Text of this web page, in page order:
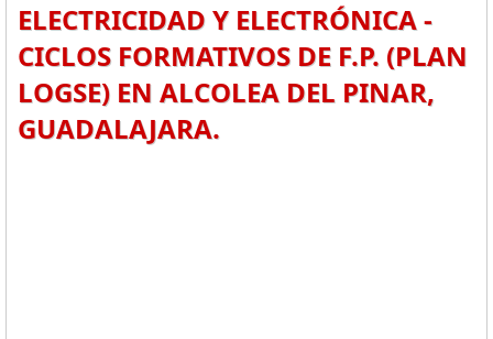
ELECTRICIDAD Y ELECTRÓNICA -
CICLOS FORMATIVOS DE F.P. (PLAN
LOGSE) EN ALCOLEA DEL PINAR,
GUADALAJARA.